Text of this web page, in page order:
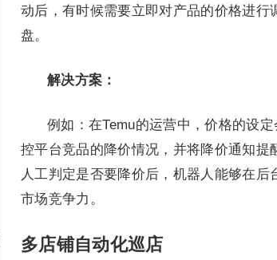
动后，有时候需要立即对产品的价格进
盘。
解决方案 ：
例如：在Temu的运营中，价格的设
控平台竞品的降价情况，并将降价通知
人工判定是否要降价后，机器人能够在
市场竞争力。
多店铺自动化巡店